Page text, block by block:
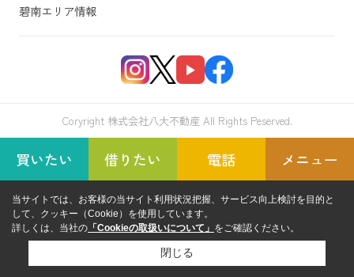
碧南エリア情報
Coryright 株式会社八大不動産 All Rights Peserved.
買いたい 借りたい 電話 メニュー
当サイトでは、お客様の当サイト利用状況把握、サービス向上検討を目的と
して、クッキー（Cookie）を使用しています。
詳しくは、当社の 「Cookieの取扱いについて」 をご確認ください。
閉じる